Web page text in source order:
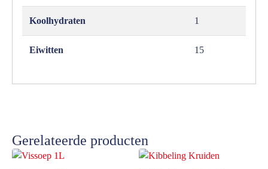
Koolhydraten 1
Eiwitten 15
Gerelateerde producten